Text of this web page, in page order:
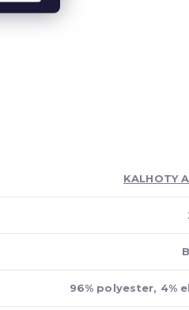
KALHOTY
96% polyester, 4%